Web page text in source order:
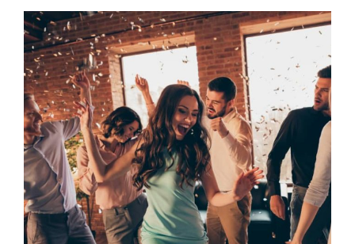
DES
COURSES
BIO
ET
EN
VRAC
DE
QUALITÉ